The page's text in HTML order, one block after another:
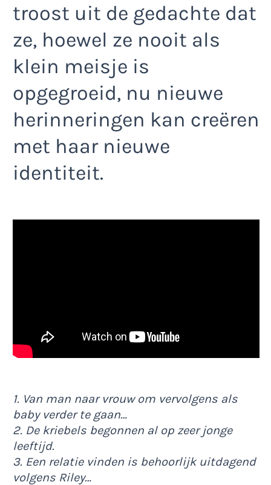
troost uit de gedachte dat
ze, hoewel ze nooit als
klein meisje is
opgegroeid, nu nieuwe
herinneringen kan creëren
met haar nieuwe
identiteit.
1. Van man naar vrouw om vervolgens als
baby verder te gaan…
2. De kriebels begonnen al op zeer jonge
leeftijd.
3. Een relatie vinden is behoorlijk uitdagend
volgens Riley…